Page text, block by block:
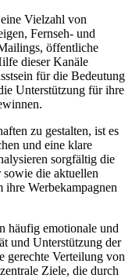
Vielzahl von
Fernseh- und
öffentliche
dieser Kanäle
für die Bedeutung
Unterstützung für ihre
zu gestalten, ist es
und eine klare
sorgfältig die
die aktuellen
Werbekampagnen
häufig emotionale und
und Unterstützung der
gerechte Verteilung von
Ziele, die durch